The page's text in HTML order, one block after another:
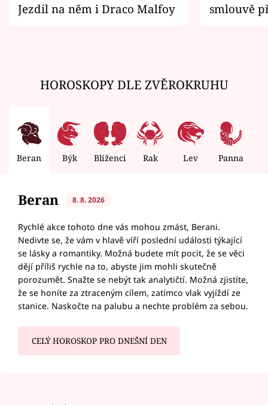
Jezdil na něm i Draco Malfoy
smlouvě
HOROSKOPY DLE ZVĚROKRUHU
Beran Býk Blíženci Rak Lev Panna
Beran 8. 8. 2026
Rychlé akce tohoto dne vás mohou zmást, Berani.
Nedivte se, že vám v hlavě víří poslední události týkající
se lásky a romantiky. Možná budete mít pocit, že se věci
dějí příliš rychle na to, abyste jim mohli skutečně
porozumět. Snažte se nebýt tak analytičtí. Možná zjistíte,
že se honíte za ztraceným cílem, zatímco vlak vyjíždí ze
stanice. Naskočte na palubu a nechte problém za sebou.
CELÝ HOROSKOP PRO DNEŠNÍ DEN